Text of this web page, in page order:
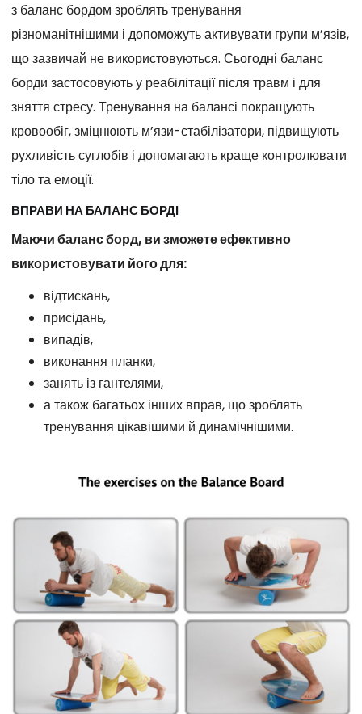
з баланс бордом зроблять тренування
різноманітнішими і допоможуть активувати групи м’язів,
що зазвичай не використовуються. Сьогодні баланс
борди застосовують у реабілітації після травм і для
зняття стресу. Тренування на балансі покращують
кровообіг, зміцнюють м’язи-стабілізатори, підвищують
рухливість суглобів і допомагають краще контролювати
тіло та емоції.
ВПРАВИ НА БАЛАНС БОРДІ
Маючи баланс борд, ви зможете ефективно
використовувати його для:
відтискань,
присідань,
випадів,
виконання планки,
занять із гантелями,
а також багатьох інших вправ, що зроблять
тренування цікавішими й динамічнішими.